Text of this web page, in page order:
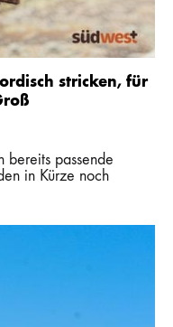
stricken, für
bereits passende
in Kürze noch